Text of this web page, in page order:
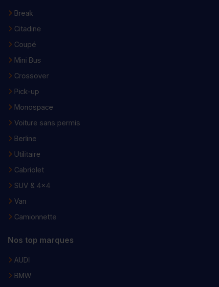
Break
Citadine
Coupé
Mini Bus
Crossover
Pick-up
Monospace
Voiture sans permis
Berline
Utilitaire
Cabriolet
SUV & 4x4
Van
Camionnette
Nos top marques
AUDI
BMW